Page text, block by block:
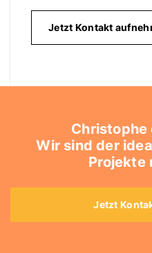
Jetzt Kontakt
Christophe
Wir sind der
Projekte
Jetzt